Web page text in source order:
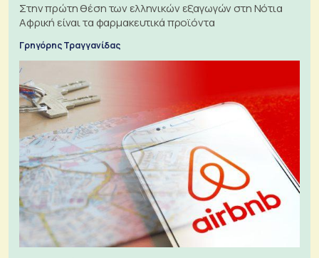
Στην πρώτη θέση των ελληνικών εξαγωγών στη Νότια
Αφρική είναι τα φαρμακευτικά προϊόντα
Γρηγόρης Τραγγανίδας